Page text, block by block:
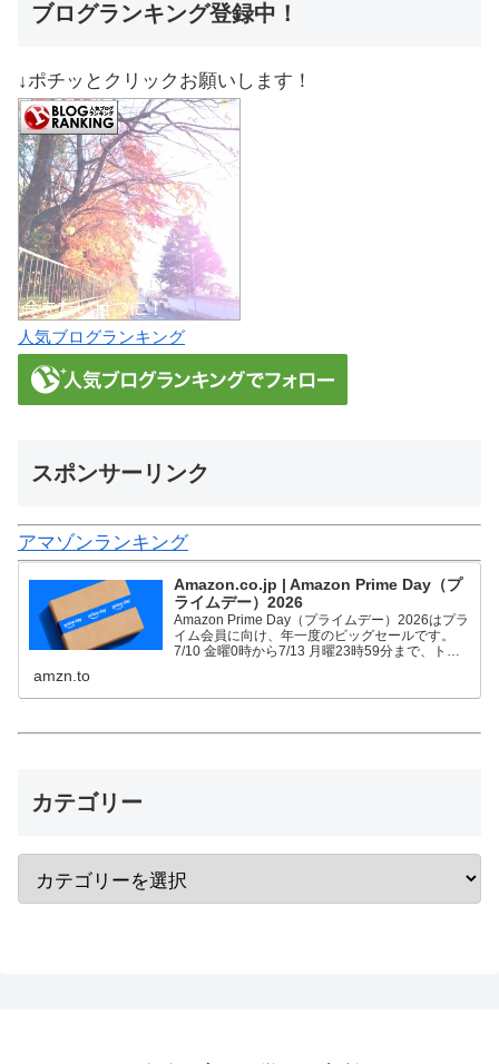
ブログランキング登録中！
↓ポチッとクリックお願いします！
人気ブログランキング
スポンサーリンク
アマゾンランキング
Amazon.co.jp | Amazon Prime Day（プ
ライムデー）2026
Amazon Prime Day（プライムデー）2026はプラ
イム会員に向け、年一度のビッグセールです。
7/10 金曜0時から7/13 月曜23時59分まで、トッ
amzn.to
カテゴリー